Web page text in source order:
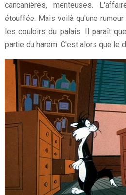
cancanières, menteuses.
étouffée. Mais voilà qu'une
les couloirs du palais. Il paraît
partie du harem. C'est alors que le